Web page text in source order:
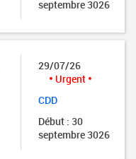
septembre 3026
29/07/26
Urgent
CDD
Début : 30
septembre 3026